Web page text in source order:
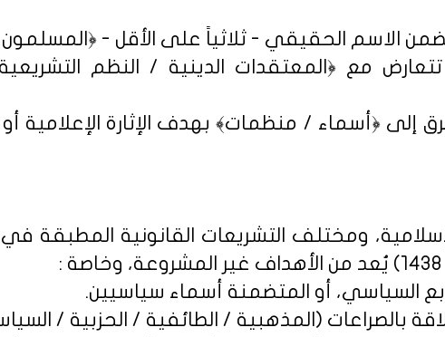
مع ﴿المعتقدات الدينية / النظم التشريعية
إلى ﴿أسماء / منظمات﴾ بهدف الإثارة الإعلامية أو
ومختلف التشريعات القانونية المطبقة
) يُعد من الأهداف غير المشروعة، وخاصة :